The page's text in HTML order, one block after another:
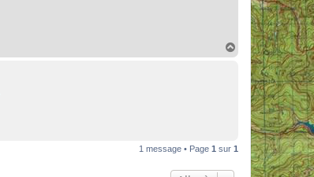
1 message • Page 1 sur 1